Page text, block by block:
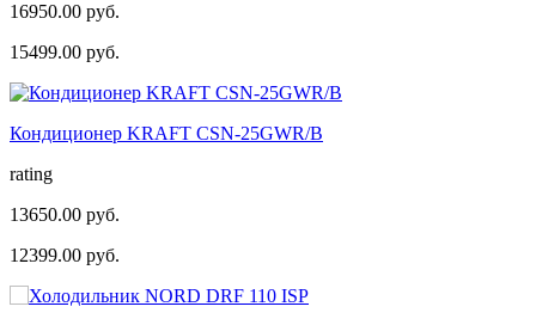
16950.00 руб.
15499.00 руб.
Кондиционер KRAFT CSN-25GWR/B
rating
13650.00 руб.
12399.00 руб.